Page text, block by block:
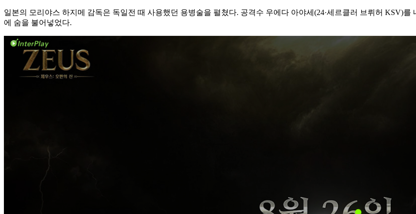
일본의 모리야스 하지메 감독은 독일전 때 사용했던 용병술을 펼쳤다. 공격수 우에다 아야세(24·세르클러 브뤼허 KSV)
에 숨을 불어넣었다.